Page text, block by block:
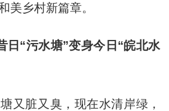
美乡村新篇章。
日“污水塘”变身今日“皖北水
脏又臭，现在水清岸绿，